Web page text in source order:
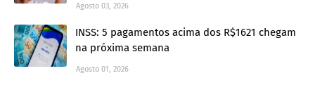
Agosto 03, 2026
INSS: 5 pagamentos acima dos R$1621 chegam
na próxima semana
Agosto 01, 2026